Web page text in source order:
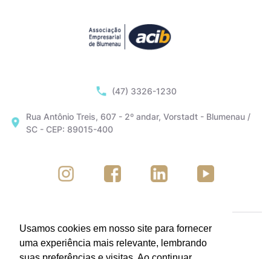
(47) 3326-1230
Rua Antônio Treis, 607 - 2º andar, Vorstadt - Blumenau /
SC - CEP: 89015-400
Usamos cookies em nosso site para fornecer
uma experiência mais relevante, lembrando